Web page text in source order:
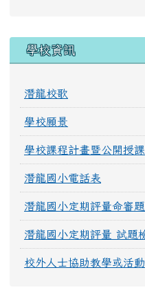
學校資訊
潛龍校歌
學校願景
學校課程計畫暨公開授
潛龍國小電話表
潛龍國小定期評量命審
潛龍國小定期評量 試題
校外人士協助教學或活